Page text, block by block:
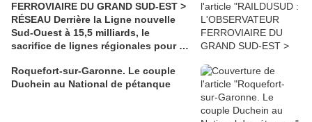
FERROVIAIRE DU GRAND SUD-EST >
RÉSEAU Derrière la Ligne nouvelle
Sud-Ouest à 15,5 milliards, le
sacrifice de lignes régionales pour 50
Roquefort-sur-Garonne. Le couple
Duchein au National de pétanque